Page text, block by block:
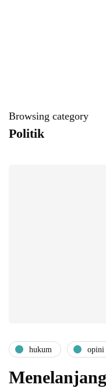
Browsing category
Politik
hukum opini